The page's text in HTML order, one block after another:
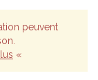
peuvent
«